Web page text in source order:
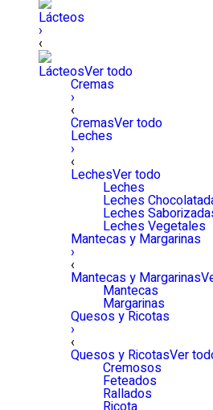
Lácteos
›
‹
LácteosVer todo
Cremas
›
‹
CremasVer todo
Leches
›
‹
LechesVer todo
Leches
Leches
Leches
Leches Vegetales
Mantecas y Margarinas
›
‹
Mantecas y Margarinas
Mantecas
Margarinas
Quesos y Ricotas
›
‹
Quesos y RicotasVer
Cremosos
Feteados
Rallados